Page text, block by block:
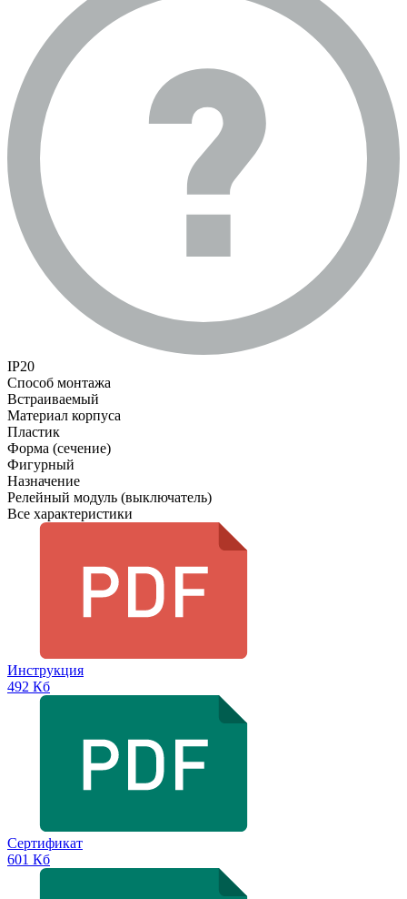
IP20
Способ монтажа
Встраиваемый
Материал корпуса
Пластик
Форма (сечение)
Фигурный
Назначение
Релейный модуль (выключатель)
Все характеристики
Инструкция
492 Кб
Сертификат
601 Кб